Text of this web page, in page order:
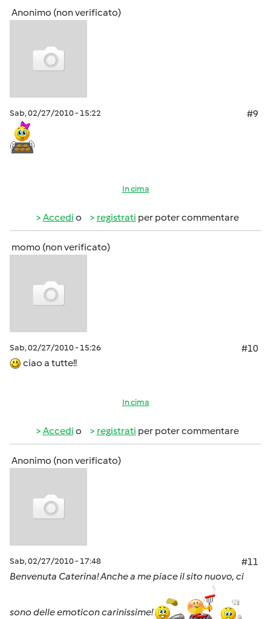
Anonimo (non verificato)
Sab, 02/27/2010 - 15:22 #9
In cima
Accedi o registrati per poter commentare
momo (non verificato)
Sab, 02/27/2010 - 15:26
#10
ciao a tutte!!
In cima
Accedi o registrati per poter commentare
Anonimo (non verificato)
Sab, 02/27/2010 - 17:48
#11
Benvenuta Caterina! Anche a me piace il sito nuovo, ci
sono delle emoticon carinissime!